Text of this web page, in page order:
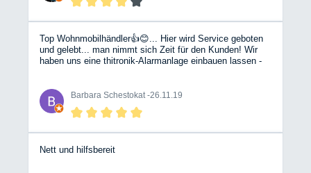
Top Wohnmobilhändler👍😊... Hier wird Service geboten
und gelebt... man nimmt sich Zeit für den Kunden! Wir
haben uns eine thitronik-Alarmanlage einbauen lassen -
Barbara Schestokat -26.11.19
Nett und hilfsbereit